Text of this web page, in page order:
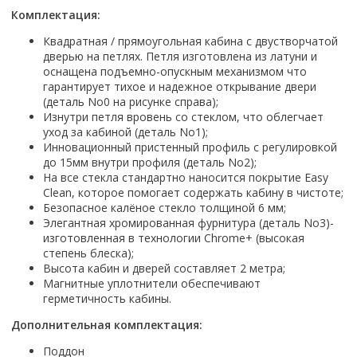
Комплектующие для ванн
Ножки
Экраны под ванну
Гидромассажные системы
Wirpool
Китай
Недорогие
Дорогие
Уцененные
Недорогие по акции
Смотреть все
Топ брендов
Domani-spa
River
Welt-wasser
Esbano
Смотреть все
Форма
Угловая
Прямоугольные
Квадратная
Полукруглая
Форма
Прямоугольные
Закругленная
Комплектующие для унитазов
Гофры
Канализационный выпуск
Патрубки
Сиденья
Смотреть все
С отверстием под смеситель
С пьедесталом
С полупьедесталом
Исполнение
Для дачи
Для ванной
Умывальник-столешница
Уличный
Смотреть все
Пьедесталы
Пьедесталы
Полупьедесталы
Италия
Смотреть все
Размер
40 см
50 см
60 см
65 см
Смотреть все
Польша
Сербия
Чехия
Смотреть все
Германия
Испания
Италия
Польша
Смотреть все
Чистящие средства
Grass
Karcher
O2 минерал
Vega
Страна производитель
Великобритания
Германия
Италия
Китай
Смотреть все
Пылесосы
Электровеники, электрошвабры
Стеклоочистители
Мойки высокого давления
Пароочистители
Подметальные машины
Гладильные доски
Насосы
Аккумуляторные воздуходувки
Этажерки, стеллажи, полки
Комплектация:
Квадратная / прямоугольная кабина с двустворчатой
дверью на петлях. Петля изготовлена из латуни и
оснащена подъемно-опускным механизмом что
гарантирует тихое и надежное открывание двери
(деталь No0 на рисунке справа);
Изнутри петля вровень со стеклом, что облегчает
уход за кабиной (деталь No1);
Инновационный пристенный профиль с регулировкой
до 15мм внутри профиля (деталь No2);
На все стекла стандартно наносится покрытие Easy
Clean, которое помогает содержать кабину в чистоте;
Безопасное калёное стекло толщиной 6 мм;
Элегантная хромированная фурнитура (деталь No3)-
изготовленная в технологии Chrome+ (высокая
степень блеска);
Высота кабин и дверей составляет 2 метра;
Магнитные уплотнители обеспечивают
герметичность кабины.
Дополнительная комплектация:
Поддон